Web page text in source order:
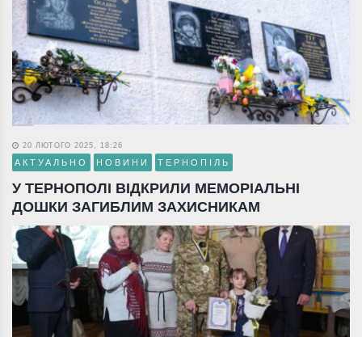
20 ЛЮТОГО 2025, 18:26
АКТУАЛЬНО НОВИНИ ТЕРНОПІЛЬ
У ТЕРНОПОЛІ ВІДКРИЛИ МЕМОРІАЛЬНІ
ДОШКИ ЗАГИБЛИМ ЗАХИСНИКАМ